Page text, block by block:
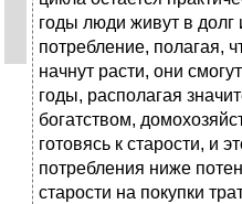
годы люди живут в
потребление, полагая,
начнут расти, они
годы, располагая
богатством,
готовясь к старости, и
потребления ниже
старости на покупки